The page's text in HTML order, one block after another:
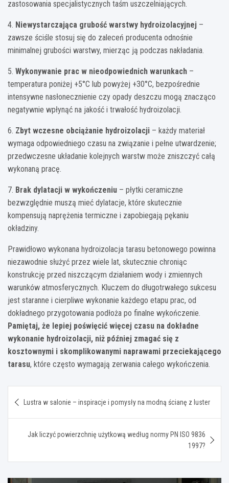
zastosowania specjalistycznych taśm uszczelniających.
4. Niewystarczająca grubość warstwy hydroizolacyjnej –
zawsze ściśle stosuj się do zaleceń producenta odnośnie
minimalnej grubości warstwy, mierząc ją podczas nakładania.
5. Wykonywanie prac w nieodpowiednich warunkach –
temperatura poniżej +5°C lub powyżej +30°C, bezpośrednie
intensywne nasłonecznienie czy opady deszczu mogą znacząco
negatywnie wpłynąć na jakość i trwałość hydroizolacji.
6. Zbyt wczesne obciążanie hydroizolacji – każdy materiał
wymaga odpowiedniego czasu na związanie i pełne utwardzenie;
przedwczesne układanie kolejnych warstw może zniszczyć całą
wykonaną pracę.
7. Brak dylatacji w wykończeniu – płytki ceramiczne
bezwzględnie muszą mieć dylatacje, które skutecznie
kompensują naprężenia termiczne i zapobiegają pękaniu
okładziny.
Prawidłowo wykonana hydroizolacja tarasu betonowego powinna
niezawodnie służyć przez wiele lat, skutecznie chroniąc
konstrukcję przed niszczącym działaniem wody i zmiennych
warunków atmosferycznych. Kluczem do długotrwałego sukcesu
jest staranne i cierpliwe wykonanie każdego etapu prac, od
dokładnego przygotowania podłoża po finalne wykończenie.
Pamiętaj, że lepiej poświęcić więcej czasu na dokładne
wykonanie hydroizolacji, niż później zmagać się z
kosztownymi i skomplikowanymi naprawami przeciekającego
tarasu, które często wymagają zerwania całego wykończenia.
wpisu
Lustra w salonie – inspiracje i pomysły na modną ścianę z luster
Jak liczyć powierzchnię użytkową według normy PN ISO 9836
1997?